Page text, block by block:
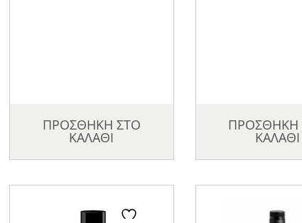
ΠΡΟΣΘΗΚΗ ΣΤΟ
ΚΑΛΑΘΙ
ΠΡΟΣΘΗΚΗ
ΚΑΛΑΘΙ